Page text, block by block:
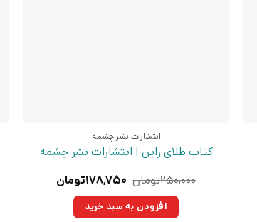
انتشارات نشر چشمه
کتاب طلای راین | انتشارات نشر چشمه
۲۵۰,۰۰۰تومان قیمت
۲۵۰,۰۰۰تومان
بود.
۱۷۸,۷۵۰تومان
افزودن به سبد خرید